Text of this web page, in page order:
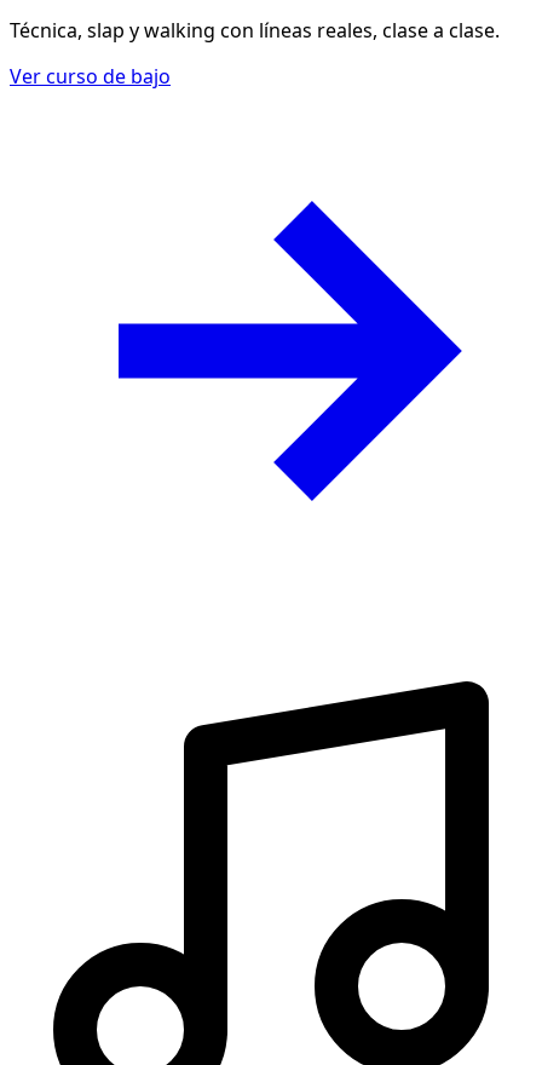
Técnica, slap y walking con líneas reales, clase a clase.
Ver curso de bajo